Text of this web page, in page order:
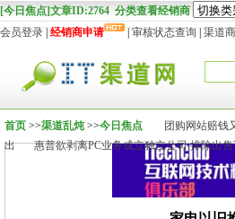
[今日焦点]文章ID:2764 分类查看经销商
会员登录 经销商申请 审核状态查询 渠道
首页 >>渠道乱炖>>今日焦点
团购网站赔钱
出
惠普欲剥离PC业务成立独立公司 排除出